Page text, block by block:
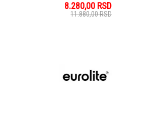
8.280,00 RSD
11.880,00RSD